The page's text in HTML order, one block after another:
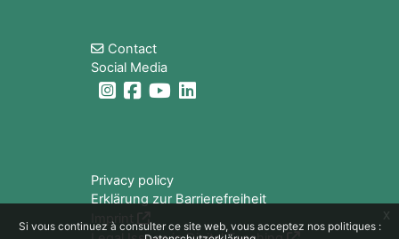
Si vous continuez à consulter ce site web, vous acceptez nos politiques :
x
Contact
Social Media
Privacy policy
Erklärung zur Barrierefreiheit
Imprint